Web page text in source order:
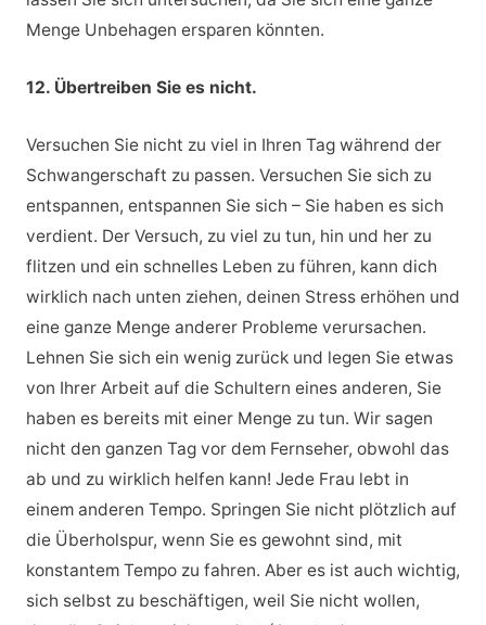
Menge Unbehagen ersparen könnten.
12. Übertreiben Sie es nicht.
Versuchen Sie nicht zu viel in Ihren Tag während der
Schwangerschaft zu passen. Versuchen Sie sich zu
entspannen, entspannen Sie sich – Sie haben es sich
verdient. Der Versuch, zu viel zu tun, hin und her zu
flitzen und ein schnelles Leben zu führen, kann dich
wirklich nach unten ziehen, deinen Stress erhöhen und
eine ganze Menge anderer Probleme verursachen.
Lehnen Sie sich ein wenig zurück und legen Sie etwas
von Ihrer Arbeit auf die Schultern eines anderen, Sie
haben es bereits mit einer Menge zu tun. Wir sagen
nicht den ganzen Tag vor dem Fernseher, obwohl das
ab und zu wirklich helfen kann! Jede Frau lebt in
einem anderen Tempo. Springen Sie nicht plötzlich auf
die Überholspur, wenn Sie es gewohnt sind, mit
konstantem Tempo zu fahren. Aber es ist auch wichtig,
sich selbst zu beschäftigen, weil Sie nicht wollen,